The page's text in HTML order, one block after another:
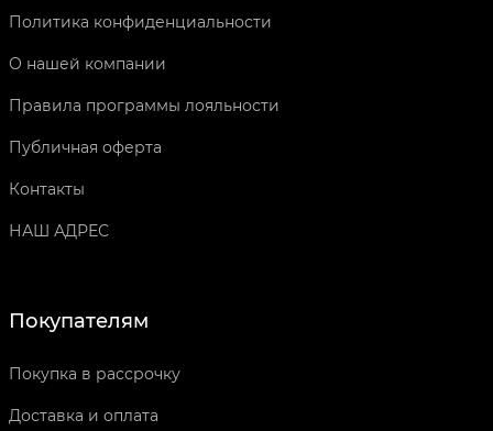
Политика конфиденциальности
О нашей компании
Правила программы лояльности
Публичная оферта
Контакты
НАШ АДРЕС
Покупателям
Покупка в рассрочку
Доставка и оплата